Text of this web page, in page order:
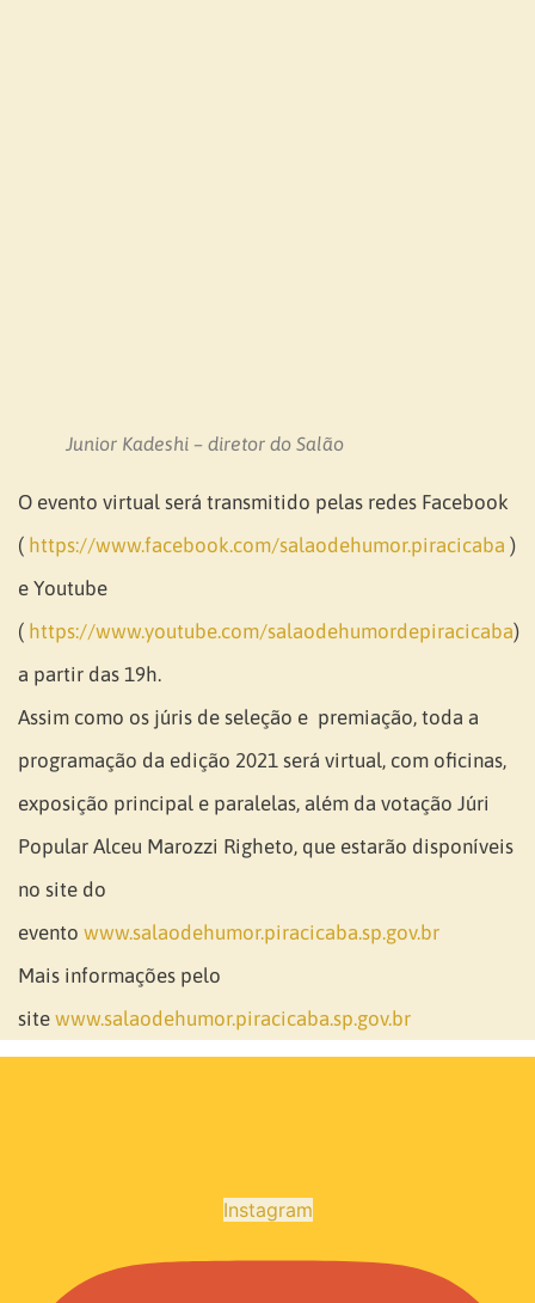
Junior Kadeshi – diretor do Salão
O evento virtual será transmitido pelas redes Facebook
( https://www.facebook.com/salaodehumor.piracicaba )
e Youtube
( https://www.youtube.com/salaodehumordepiracicaba)
a partir das 19h.
Assim como os júris de seleção e premiação, toda a
programação da edição 2021 será virtual, com oficinas,
exposição principal e paralelas, além da votação Júri
Popular Alceu Marozzi Righeto, que estarão disponíveis
no site do
evento www.salaodehumor.piracicaba.sp.gov.br
Mais informações pelo
site www.salaodehumor.piracicaba.sp.gov.br
Instagram